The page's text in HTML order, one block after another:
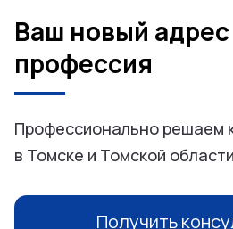
Ваш новый
профессия
Профессионально решаем
в Томске и Томской
Получить